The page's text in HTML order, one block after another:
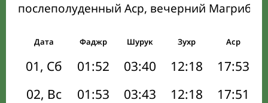
послеполуденный Аср, вечерний Магриб
Дата Фаджр Шурук Зухр Аср
01, Сб 01:52 03:40 12:18 17:53
02, Вс
01:53 03:43 12:18 17:51